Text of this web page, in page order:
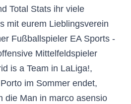
Total Stats ihr viele
mit eurem Lieblingsverein
Fußballspieler EA Sports -
Mittelfeldspieler
is a Team in LaLiga!,
im Sommer endet,
die Man in marco asensio